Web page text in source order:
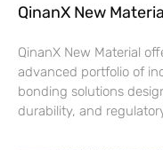
QinanX New
QinanX New Material
advanced portfolio of
bonding solutions
durability, and